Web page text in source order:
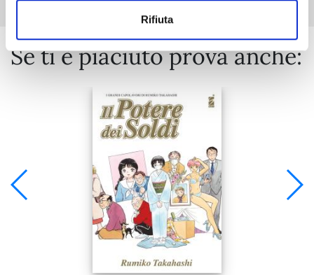
Rifiuta
Se ti è piaciuto prova anche: